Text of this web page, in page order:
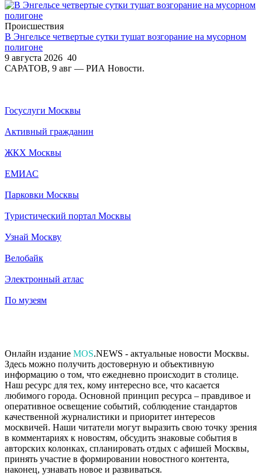
Происшествия
В Энгельсе четвертые сутки тушат возгорание на мусорном
полигоне
9 августа 2026 40
САРАТОВ, 9 авг — РИА Новости.
Госуслуги Москвы
Активный гражданин
ЖКХ Москвы
ЕМИАС
Парковки Москвы
Туристический портал Москвы
Узнай Москву
Велобайк
Электронный атлас
По музеям
Онлайн издание MOS.NEWS - актуальные новости Москвы.
Здесь можно получить достоверную и объективную
информацию о том, что ежедневно происходит в столице.
Наш ресурс для тех, кому интересно все, что касается
любимого города. Основной принцип ресурса – правдивое и
оперативное освещение событий, соблюдение стандартов
качественной журналистики и приоритет интересов
москвичей. Наши читатели могут выразить свою точку зрения
в комментариях к новостям, обсудить знаковые события в
авторских колонках, спланировать отдых с афишей Москвы,
принять участие в формировании новостного контента,
наконец, узнавать новое и развиваться.